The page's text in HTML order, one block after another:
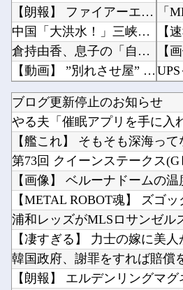
【朗報】 ファイアーエムブレムさん、ついにキャラ成長率がゲーム内で見れるようになる
中国「大洪水！」三峡ダム「9門開放！（全力放流」中国都市「三峡沿線の道路水没」中国政府「高...
倉持由香、息子の「自閉スペクトラム症」診断にショックで涙 見逃していた乳幼児期のサインとは
【動画】 ”別れさせ屋” のセ○クス、凄すぎるｗｗｗ そりゃ肉便器に堕ちるわｗｗｗ
【NMB48】 池帆乃香が「幸せになりたいマサムネ君」に出演
住宅営業マン「あっ、遅れてしまってすみませ～ん(笑)」 客「…今日、契約日ですよね？」→こ...
【ネオポルテ】 実写配信中に金〇が映る大事故が発生!?
Powered by livedoor 相互RSS
ブログ更新停止のお知らせ
【METAL ROBOT魂】 ズゴ